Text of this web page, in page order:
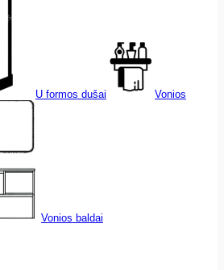
U formos dušai Vonios
Vonios baldai